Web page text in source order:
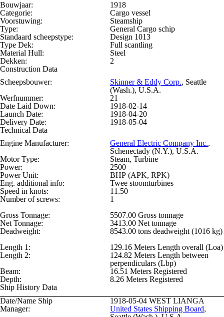
Bouwjaar:
1918
Categorie:
Cargo vessel
Voorstuwing:
Steamship
Type:
General Cargo schip
Standaard scheepstype:
Design 1013
Type Dek:
Full scantling
Material Hull:
Steel
Dekken:
2
Construction Data
Scheepsbouwer:
Skinner & Eddy Corp., Seattle
(Wash.), U.S.A.
Werfnummer:
21
Date Laid Down:
1918-02-14
Launch Date:
1918-04-20
Delivery Date:
1918-05-04
Technical Data
Engine Manufacturer:
General Electric Company Inc.,
Schenectady (N.Y.), U.S.A.
Motor Type:
Steam, Turbine
Power:
2500
Power Unit:
BHP (APK, RPK)
Eng. additional info:
Twee stoomturbines
Speed in knots:
11.50
Number of screws:
1
Gross Tonnage:
5507.00 Gross tonnage
Net Tonnage:
3413.00 Net tonnage
Deadweight:
8543.00 tons deadweight (1016 kg)
Length 1:
129.16 Meters Length overall (Loa)
Length 2:
124.82 Meters Length between
perpendiculars (Lbp)
Beam:
16.51 Meters Registered
Depth:
8.26 Meters Registered
Ship History Data
Date/Name Ship
1918-05-04 WEST LIANGA
Manager:
United States Shipping Board,